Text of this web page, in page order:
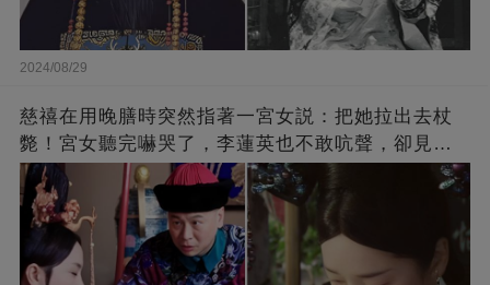
2024/08/29
慈禧在用晚膳時突然指著一宮女説：把她拉出去杖
斃！宮女聽完嚇哭了，李蓮英也不敢吭聲，卻見一
廚子大膽上前